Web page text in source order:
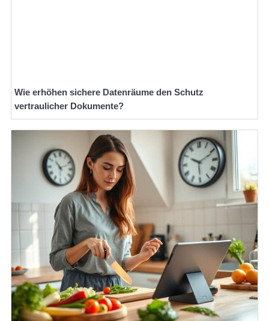
Wie erhöhen sichere Datenräume den Schutz
vertraulicher Dokumente?